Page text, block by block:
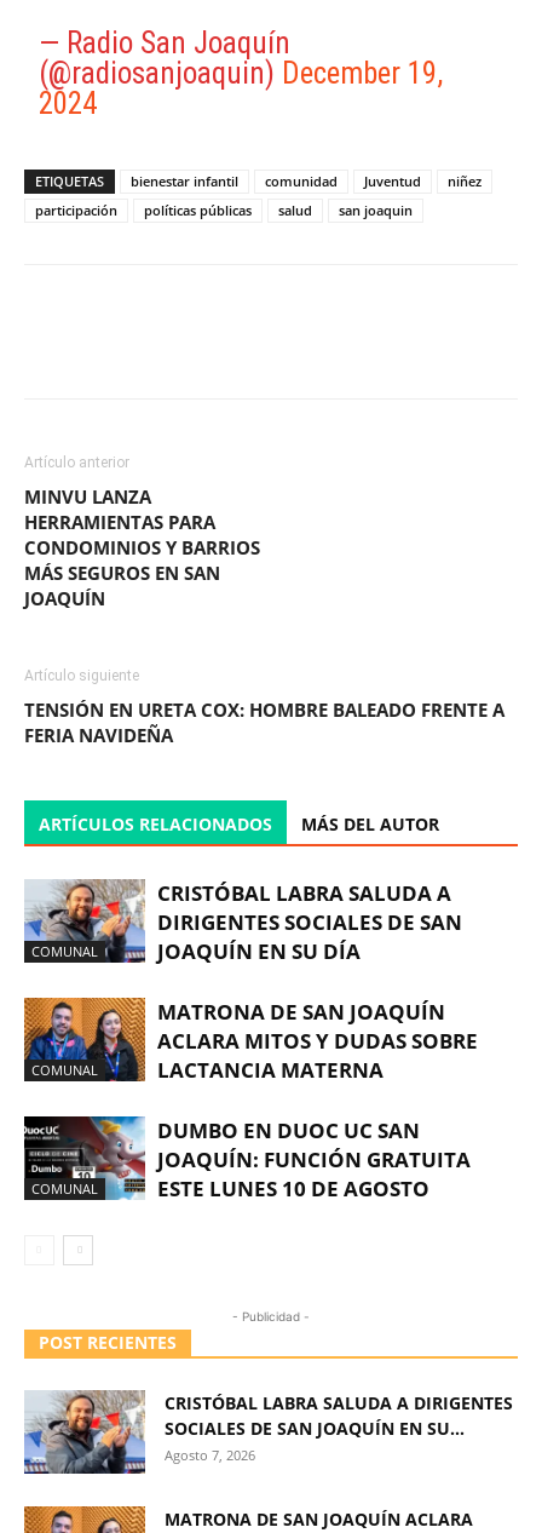
— Radio San Joaquín
(@radiosanjoaquin) December 19,
2024
ETIQUETAS bienestar infantil comunidad Juventud
niñez
participación
políticas públicas salud san joaquin
Artículo anterior
MINVU LANZA
HERRAMIENTAS PARA
CONDOMINIOS Y BARRIOS
MÁS SEGUROS EN SAN
JOAQUÍN
Artículo siguiente
TENSIÓN EN URETA COX: HOMBRE BALEADO FRENTE A
FERIA NAVIDEÑA
ARTÍCULOS RELACIONADOS MÁS DEL AUTOR
COMUNAL
CRISTÓBAL LABRA SALUDA A
DIRIGENTES SOCIALES DE SAN
JOAQUÍN EN SU DÍA
COMUNAL
MATRONA DE SAN JOAQUÍN
ACLARA MITOS Y DUDAS SOBRE
LACTANCIA MATERNA
COMUNAL
DUMBO EN DUOC UC SAN
JOAQUÍN: FUNCIÓN GRATUITA
ESTE LUNES 10 DE AGOSTO
- Publicidad -
POST RECIENTES
CRISTÓBAL LABRA SALUDA A DIRIGENTES
SOCIALES DE SAN JOAQUÍN EN SU...
Agosto 7, 2026
MATRONA DE SAN JOAQUÍN ACLARA